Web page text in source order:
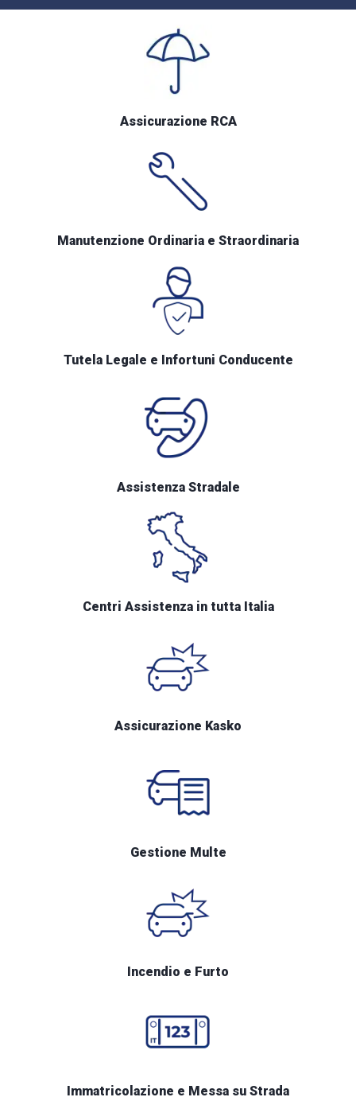
Assicurazione RCA
Manutenzione Ordinaria e Straordinaria
Tutela Legale e Infortuni Conducente
Assistenza Stradale
Centri Assistenza in tutta Italia
Assicurazione Kasko
Gestione Multe
Incendio e Furto
Immatricolazione e Messa su Strada